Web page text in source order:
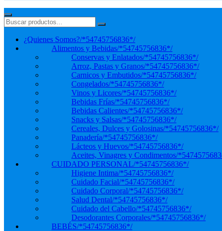
¿Quienes Somos?/*54745756836*/
Alimentos y Bebidas/*54745756836*/
Conservas y Enlatados/*54745756836*/
Arroz, Pastas y Granos/*54745756836*/
Carnicos y Embutidos/*54745756836*/
Congelados/*54745756836*/
Vinos y Licores/*54745756836*/
Bebidas Frías/*54745756836*/
Bebidas Calientes/*54745756836*/
Snacks y Salsas/*54745756836*/
Cereales, Dulces y Golosinas/*54745756836*/
Panadería/*54745756836*/
Lácteos y Huevos/*54745756836*/
Aceites, Vinagres y Condimentos/
CUIDADO PERSONAL/*54745756836*/
Higiene Intima/*54745756836*/
Cuidado Facial/*54745756836*/
Cuidado Corporal/*54745756836*/
Salud Dental/*54745756836*/
Cuidado del Cabello/*54745756836*/
Desodorantes Corporales/*54745756836*/
BEBÉS/*54745756836*/